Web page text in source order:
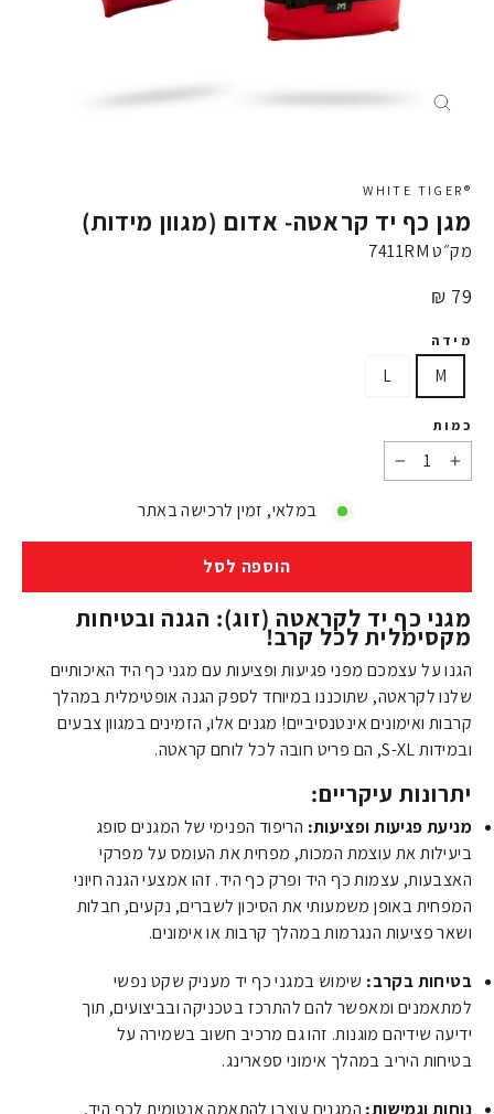
®WHITE TIGER
מגן כף יד קראטה- אדום (מגוון מידות)
מק״ט7411RM
מחיר
79 ₪
מידה
M
L
כמות
−
+
במלאי, זמין לרכישה באתר
הוספה לסל
מגני כף יד לקראטה (זוג): הגנה ובטיחות
מקסימלית לכל קרב!
הגנו על עצמכם מפני פגיעות ופציעות עם מגני כף היד האיכותיים
שלנו לקראטה, שתוכננו במיוחד לספק הגנה אופטימלית במהלך
קרבות ואימונים אינטנסיביים! מגנים אלו, הזמינים במגוון צבעים
ובמידות S-XL, הם פריט חובה לכל לוחם קראטה.
יתרונות עיקריים:
מניעת פגיעות ופציעות: הריפוד הפנימי של המגנים סופג
ביעילות את עוצמת המכות, מפחית את העומס על מפרקי
האצבעות, עצמות כף היד ופרק כף היד. זהו אמצעי הגנה חיוני
המפחית באופן משמעותי את הסיכון לשברים, נקעים, חבלות
ושאר פציעות הנגרמות במהלך קרבות או אימונים.
בטיחות בקרב: שימוש במגני כף יד מעניק שקט נפשי
למתאמנים ומאפשר להם להתרכז בטכניקה ובביצועים, תוך
ידיעה שידיהם מוגנות. זהו גם מרכיב חשוב בשמירה על
בטיחות היריב במהלך אימוני ספארינג.
נוחות וגמישות: המגנים עוצבו להתאמה אנטומית לכף היד,